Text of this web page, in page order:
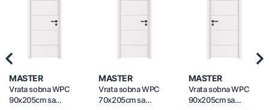
MASTER
Vrata sobna WPC
90x205cm sa
MASTER
Vrata sobna WPC
70x205cm sa
MASTER
Vrata sobna WPC
90x205cm sa